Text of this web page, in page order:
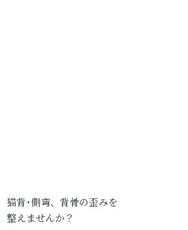
猫背･側弯、背骨の歪みを
整えませんか？